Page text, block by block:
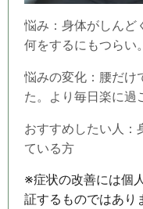
悩み：身体がしんど
何をするにもつらい。
悩みの変化：腰だけ
た。より毎日楽に過
おすすめしたい人：
ている方
※症状の改善には個
証するものではあり